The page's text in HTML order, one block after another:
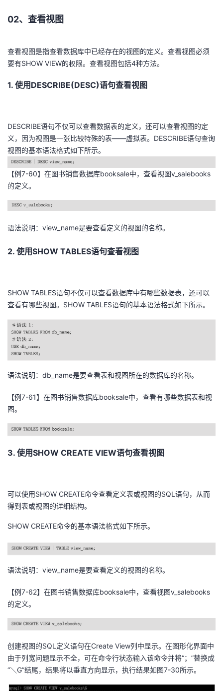
02、查看视图
查看视图是指查看数据库中已经存在的视图的定义。查看视图必须
要有SHOW VIEW的权限。查看视图包括4种方法。
1. 使用DESCRIBE(DESC)语句查看视图
DESCRIBE语句不仅可以查看数据表的定义，还可以查看视图的定
义，因为视图是一张比较特殊的表——虚拟表。DESCRIBE语句查询
视图的基本语法格式如下所示。
【例7-60】在图书销售数据库booksale中，查看视图v_salebooks
的定义。
语法说明：view_name是要查看定义的视图的名称。
2. 使用SHOW TABLES语句查看视图
SHOW TABLES语句不仅可以查看数据库中有哪些数据表，还可以
查看有哪些视图。SHOW TABLES语句的基本语法格式如下所示。
语法说明：db_name是要查看表和视图所在的数据库的名称。
【例7-61】在图书销售数据库booksale中，查看有哪些数据表和视
图。
3. 使用SHOW CREATE VIEW语句查看视图
可以使用SHOW CREATE命令查看定义表或视图的SQL语句，从而
得到表或视图的详细结构。
SHOW CREATE命令的基本语法格式如下所示。
语法说明：view_name是要查看定义的视图的名称。
【例7-62】在图书销售数据库booksale中，查看视图v_salebooks
的定义。
创建视图的SQL定义语句在Create View列中显示。在图形化界面中
由于列宽问题显示不全，可在命令行状态输入该命令并将“；”替换成
“＼G”结尾，结果将以垂直方向显示，执行结果如图7-30所示。